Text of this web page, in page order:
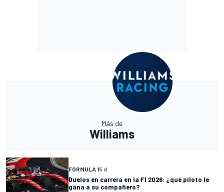
Más de
Williams
FÓRMULA 15 d
Duelos en carrera en la F1 2026: ¿qué piloto le
gana a su compañero?